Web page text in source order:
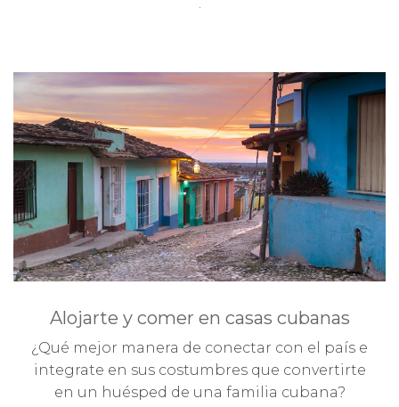
Alojarte y comer en casas cubanas
¿Qué mejor manera de conectar con el país e
integrate en sus costumbres que convertirte
en un huésped de una familia cubana?